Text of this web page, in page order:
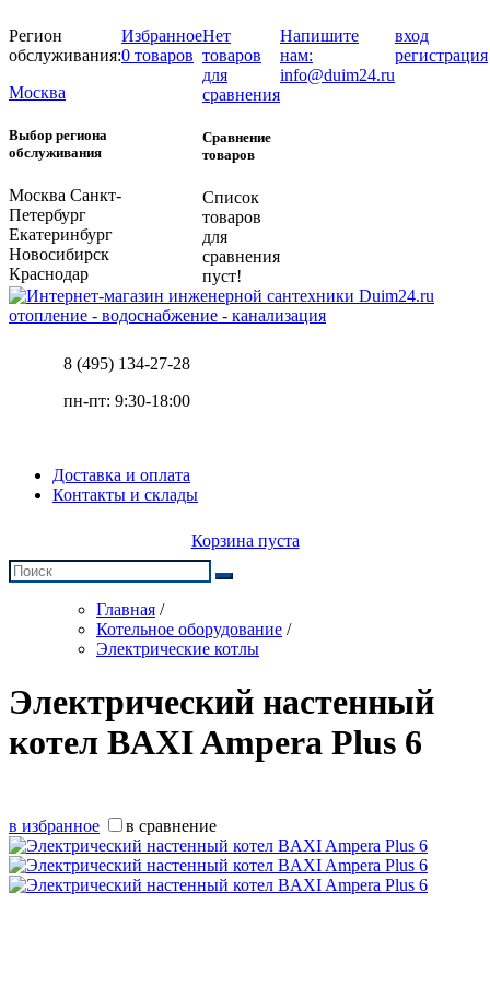
Регион
обслуживания:
Москва
Выбор региона
обслуживания
Москва Санкт-
Петербург
Екатеринбург
Новосибирск
Краснодар
Избранное
0 товаров
Нет
товаров
для
сравнения
Сравнение
товаров
Список
товаров
для
сравнения
пуст!
Напишите
нам:
info@duim24.ru
вход
регистрация
отопление - водоснабжение - канализация
8 (495) 134-27-28
пн-пт: 9:30-18:00
Доставка и оплата
Контакты и склады
Корзина пуста
Главная /
Котельное оборудование /
Электрические котлы
Электрический настенный
котел BAXI Ampera Plus 6
в избранное в сравнение